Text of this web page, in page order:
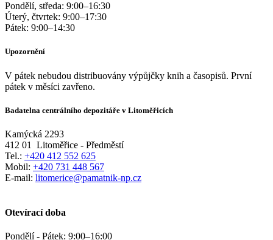
Pondělí, středa: 9:00–16:30
Úterý, čtvrtek: 9:00–17:30
Pátek: 9:00–14:30
Upozornění
V pátek nebudou distribuovány výpůjčky knih a časopisů. První
pátek v měsíci zavřeno.
Badatelna centrálního depozitáře v Litoměřicích
Kamýcká 2293
412 01
Litoměřice - Předměstí
Tel.: +420 412 552 625
Mobil: +420 731 448 567
E-mail: litomerice@pamatnik-np.cz
Otevírací doba
Pondělí - Pátek: 9:00–16:00